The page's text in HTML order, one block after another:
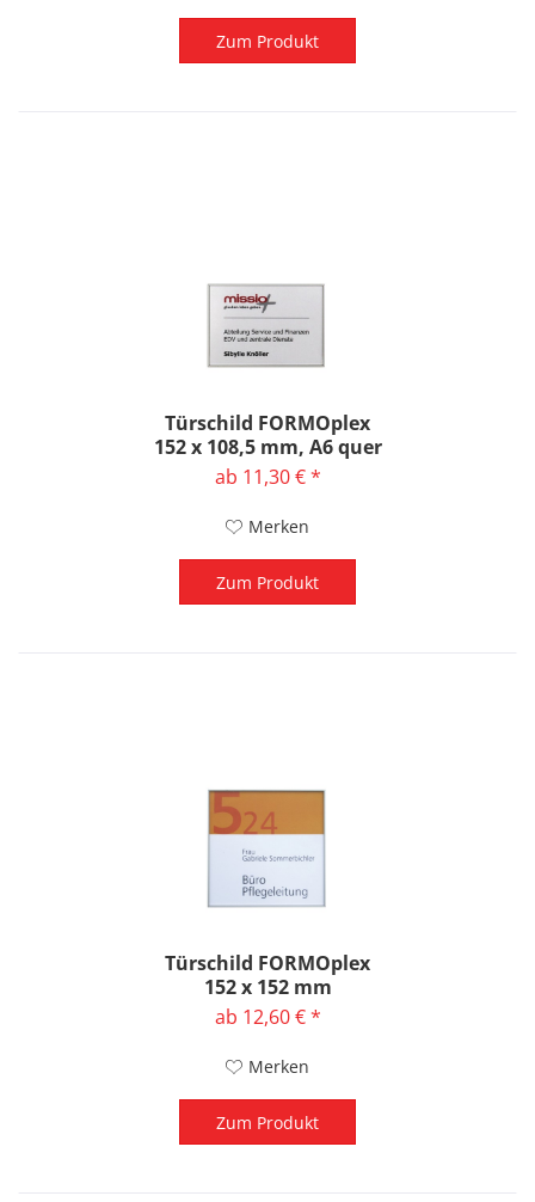
Zum Produkt
Türschild FORMOplex
152 x 108,5 mm, A6 quer
ab 11,30 € *
Merken
Zum Produkt
Türschild FORMOplex
152 x 152 mm
ab 12,60 € *
Merken
Zum Produkt